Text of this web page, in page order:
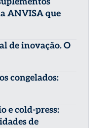
ANVISA que
de inovação. O
congelados:
e cold-press:
de